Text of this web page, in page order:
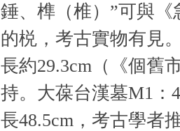
錘、榫（椎）”可與
的棁，考古實物有見
長約29.3cm（《個舊
持。大葆台漢墓M1：
長48.5cm，考古學者